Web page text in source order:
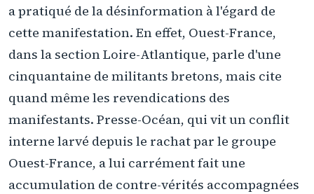
a pratiqué de la désinformation à l'égard de
cette manifestation. En effet, Ouest-France,
dans la section Loire-Atlantique, parle d'une
cinquantaine de militants bretons, mais cite
quand même les revendications des
manifestants. Presse-Océan, qui vit un conflit
interne larvé depuis le rachat par le groupe
Ouest-France, a lui carrément fait une
accumulation de contre-vérités accompagnées